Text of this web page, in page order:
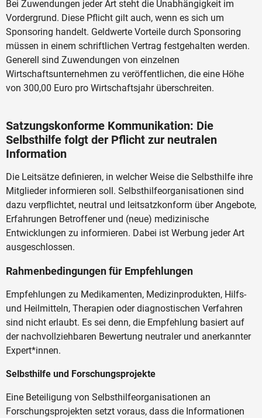
Bei Zuwendungen jeder Art steht die Unabhängigkeit im
Vordergrund. Diese Pflicht gilt auch, wenn es sich um
Sponsoring handelt. Geldwerte Vorteile durch Sponsoring
müssen in einem schriftlichen Vertrag festgehalten werden.
Generell sind Zuwendungen von einzelnen
Wirtschaftsunternehmen zu veröffentlichen, die eine Höhe
von 300,00 Euro pro Wirtschaftsjahr überschreiten.
Satzungskonforme Kommunikation: Die
Selbsthilfe folgt der Pflicht zur neutralen
Information
Die Leitsätze definieren, in welcher Weise die Selbsthilfe ihre
Mitglieder informieren soll. Selbsthilfeorganisationen sind
dazu verpflichtet, neutral und leitsatzkonform über Angebote,
Erfahrungen Betroffener und (neue) medizinische
Entwicklungen zu informieren. Dabei ist Werbung jeder Art
ausgeschlossen.
Rahmenbedingungen für Empfehlungen
Empfehlungen zu Medikamenten, Medizinprodukten, Hilfs-
und Heilmitteln, Therapien oder diagnostischen Verfahren
sind nicht erlaubt. Es sei denn, die Empfehlung basiert auf
der nachvollziehbaren Bewertung neutraler und anerkannter
Expert*innen.
Selbsthilfe und Forschungsprojekte
Eine Beteiligung von Selbsthilfeorganisationen an
Forschungsprojekten setzt voraus, dass die Informationen